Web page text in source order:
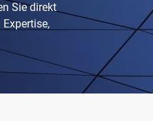
Sie direkt